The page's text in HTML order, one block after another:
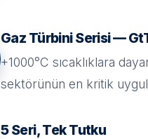
Gaz Türbini Serisi —
+1000°C sıcaklıklara
sektörünün en kritik
5 Seri, Tek Tutku